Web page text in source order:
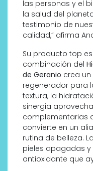
las personas y el
la salud del
testimonio de
calidad,” afirma
Su producto top
combinación del
de Geranio crea
regenerador para
textura, la
sinergia
complementarias
convierte en un
rutina de belleza.
pieles apagadas
antioxidante que